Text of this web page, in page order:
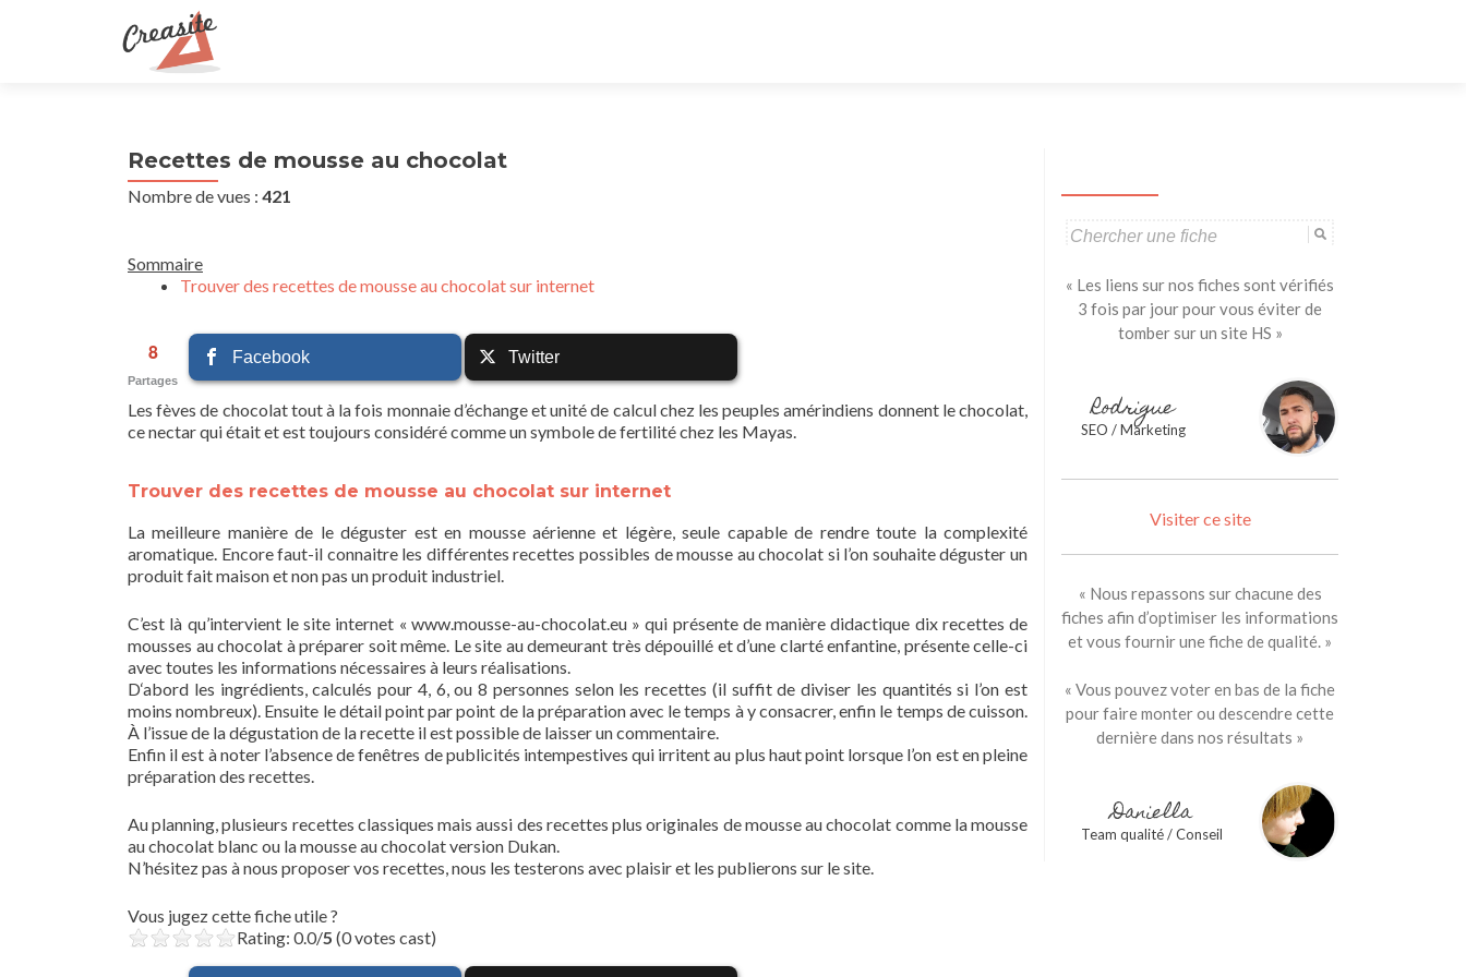
Recettes de mousse au chocolat
Nombre de vues : 421
Sommaire
Trouver des recettes de mousse au chocolat sur internet
8
Partages
Facebook Twitter
Les fèves de chocolat tout à la fois monnaie d’échange et unité de calcul chez les peuples amérindiens donnent le chocolat,
ce nectar qui était et est toujours considéré comme un symbole de fertilité chez les Mayas.
Trouver des recettes de mousse au chocolat sur internet
La meilleure manière de le déguster est en mousse aérienne et légère, seule capable de rendre toute la complexité
aromatique. Encore faut-il connaitre les différentes recettes possibles de mousse au chocolat si l’on souhaite déguster un
produit fait maison et non pas un produit industriel.
C’est là qu’intervient le site internet « www.mousse-au-chocolat.eu » qui présente de manière didactique dix recettes de
mousses au chocolat à préparer soit même. Le site au demeurant très dépouillé et d’une clarté enfantine, présente celle-ci
avec toutes les informations nécessaires à leurs réalisations.
D‘abord les ingrédients, calculés pour 4, 6, ou 8 personnes selon les recettes (il suffit de diviser les quantités si l’on est
moins nombreux). Ensuite le détail point par point de la préparation avec le temps à y consacrer, enfin le temps de cuisson.
À l’issue de la dégustation de la recette il est possible de laisser un commentaire.
Enfin il est à noter l’absence de fenêtres de publicités intempestives qui irritent au plus haut point lorsque l’on est en pleine
préparation des recettes.
Au planning, plusieurs recettes classiques mais aussi des recettes plus originales de mousse au chocolat comme la mousse
au chocolat blanc ou la mousse au chocolat version Dukan.
N’hésitez pas à nous proposer vos recettes, nous les testerons avec plaisir et les publierons sur le site.
Vous jugez cette fiche utile ?
Rating: 0.0/5 (0 votes cast)
Search
« Les liens sur nos fiches sont vérifiés
3 fois par jour pour vous éviter de
tomber sur un site HS »
Rodrigue
SEO / Marketing
Visiter ce site
« Nous repassons sur chacune des
fiches afin d’optimiser les informations
et vous fournir une fiche de qualité. »
« Vous pouvez voter en bas de la fiche
pour faire monter ou descendre cette
dernière dans nos résultats »
Daniella
Team qualité / Conseil